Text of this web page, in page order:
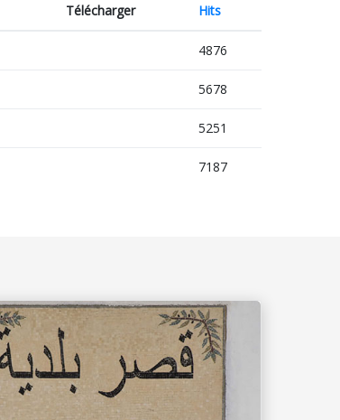
Télécharger Hits
4876
5678
5251
7187